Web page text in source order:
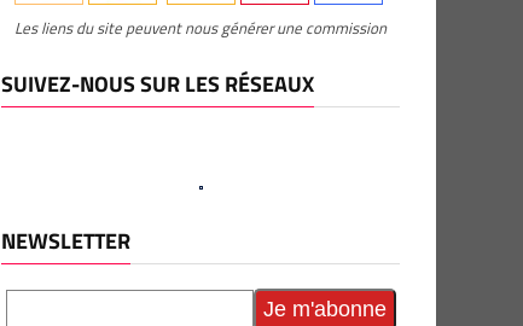
Les liens du site peuvent nous générer une commission
SUIVEZ-NOUS SUR LES RÉSEAUX
NEWSLETTER